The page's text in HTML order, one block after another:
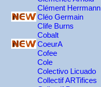
Clément Herrmann
Cléo Germain
Clife Burns
Cobalt
CoeurA
Cofee
Cole
Colectivo Licuado
Collectif ARTifices